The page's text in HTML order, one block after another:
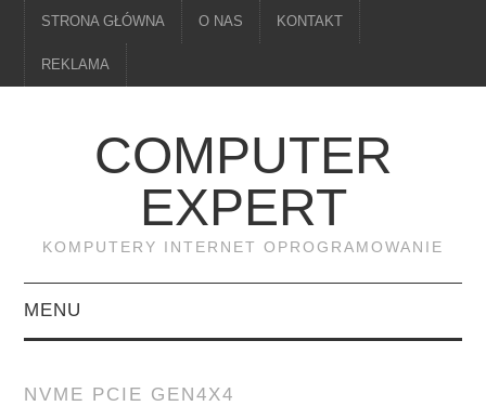
STRONA GŁÓWNA O NAS KONTAKT
REKLAMA
COMPUTER
EXPERT
KOMPUTERY INTERNET OPROGRAMOWANIE
MENU
NVME PCIE GEN4X4